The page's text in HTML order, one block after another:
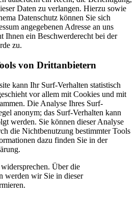
Daten zu verlangen. Hierzu sowie
Datenschutz können Sie sich
angegebenen Adresse an uns
Ihnen ein Beschwerderecht bei der
zu.
von Drittanbietern
kann Ihr Surf-Verhalten statistisch
vor allem mit Cookies und mit
Die Analyse Ihres Surf-
anonym; das Surf-Verhalten kann
werden. Sie können dieser Analyse
die Nichtbenutzung bestimmter Tools
dazu finden Sie in der
Über die
werden wir Sie in dieser